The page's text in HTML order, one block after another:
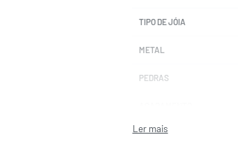
TIPO DE JÓIA
METAL
PEDRAS
MARCAS